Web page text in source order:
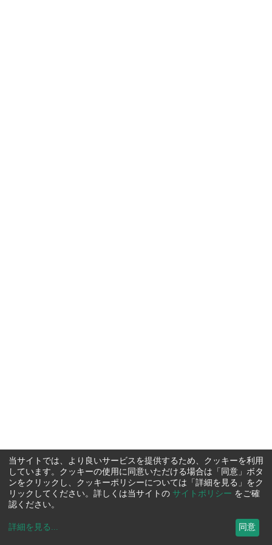
当サイトでは、より良いサービスを提供するため、クッキーを利用
しています。クッキーの使用に同意いただける場合は「同意」ボタ
ンをクリックし、クッキーポリシーについては「詳細を見る」をク
リックしてください。詳しくは当サイトの サイトポリシー をご確
認ください。
詳細を見る ... 同意